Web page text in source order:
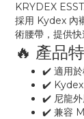
KRYDEX
採用 Kydex 內
術腰帶，提供快
🔥 產品
✔️ 適用於
✔️ Kydex
✔️ 尼龍外
✔️ 兼容